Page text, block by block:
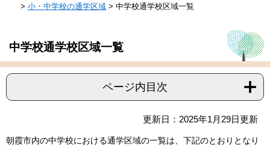
> 小・中学校の通学区域> 中学校通学校区域一覧
中学校通学校区域一覧
ページ内目次
更新日：2025年1月29日更新
朝霞市内の中学校における通学区域の一覧は、下記のとおりとなり